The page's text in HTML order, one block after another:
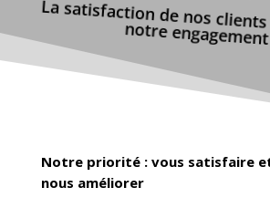
La satisfaction de nos clients au coeur de notre
Notre priorité : vous satisfaire
nous améliorer